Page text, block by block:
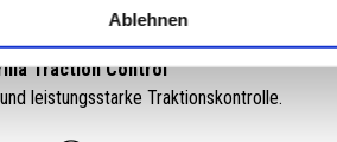
Ablehnen
Traction Control
leistungsstarke Traktionskontrolle.